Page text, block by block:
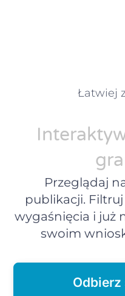
Łatwiej
Przeglądaj
publikacji.
wygaśnięcia i już
swoim